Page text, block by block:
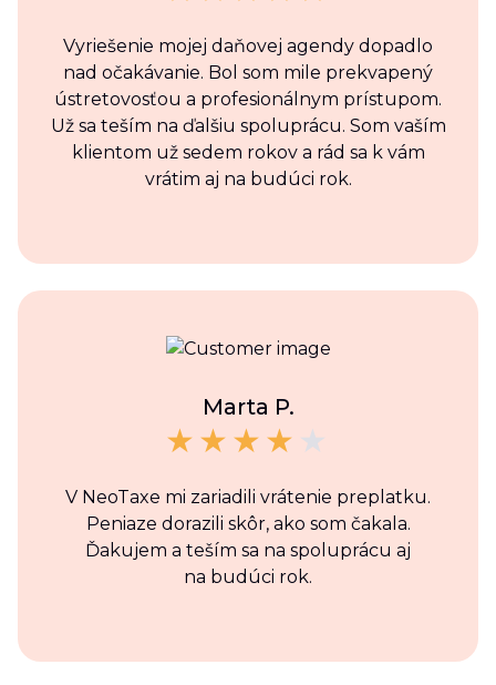
Vyriešenie mojej daňovej agendy dopadlo
nad očakávanie. Bol som mile prekvapený
ústretovosťou a profesionálnym prístupom.
Už sa teším na ďalšiu spoluprácu. Som vaším
klientom už sedem rokov a rád sa k vám
vrátim aj na budúci rok.
Marta P.
V NeoTaxe mi zariadili vrátenie preplatku.
Peniaze dorazili skôr, ako som čakala.
Ďakujem a teším sa na spoluprácu aj
na budúci rok.